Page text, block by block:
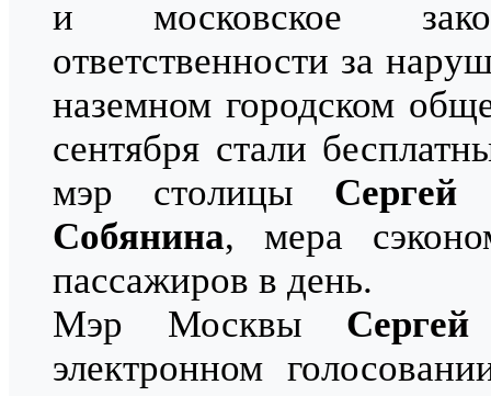
и московское
ответственности за
наземном городском
сентября стали
мэр столицы Сергей
Собянина, мера
пассажиров в день.
Мэр Москвы
электронном